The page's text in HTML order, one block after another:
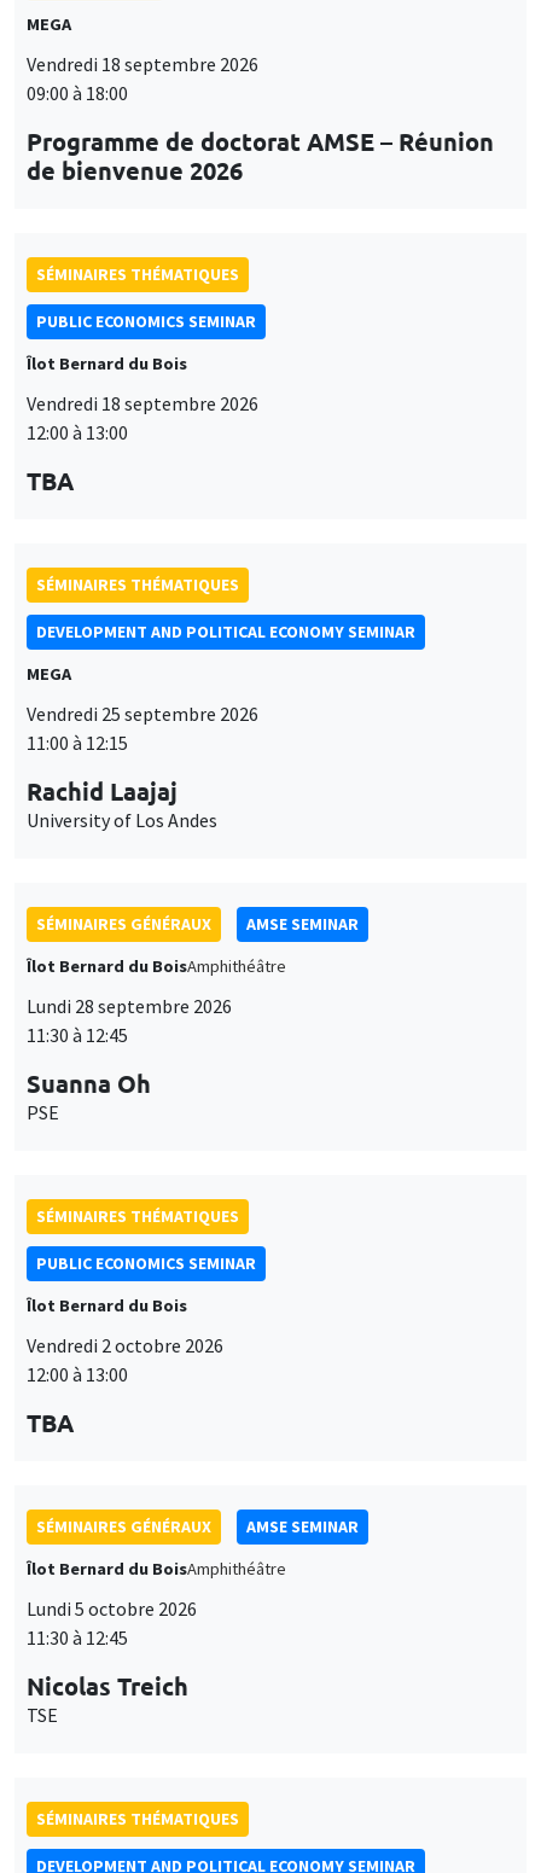
MEGA
Vendredi 18 septembre 2026
09:00 à 18:00
Programme de doctorat AMSE – Réunion
de bienvenue 2026
SÉMINAIRES THÉMATIQUES
PUBLIC ECONOMICS SEMINAR
Îlot Bernard du Bois
Vendredi 18 septembre 2026
12:00 à 13:00
TBA
SÉMINAIRES THÉMATIQUES
DEVELOPMENT AND POLITICAL ECONOMY SEMINAR
MEGA
Vendredi 25 septembre 2026
11:00 à 12:15
Rachid Laajaj
University of Los Andes
SÉMINAIRES GÉNÉRAUX
AMSE SEMINAR
Îlot Bernard du BoisAmphithéâtre
Lundi 28 septembre 2026
11:30 à 12:45
Suanna Oh
PSE
SÉMINAIRES THÉMATIQUES
PUBLIC ECONOMICS SEMINAR
Îlot Bernard du Bois
Vendredi 2 octobre 2026
12:00 à 13:00
TBA
SÉMINAIRES GÉNÉRAUX
AMSE SEMINAR
Îlot Bernard du BoisAmphithéâtre
Lundi 5 octobre 2026
11:30 à 12:45
Nicolas Treich
TSE
SÉMINAIRES THÉMATIQUES
DEVELOPMENT AND POLITICAL ECONOMY SEMINAR